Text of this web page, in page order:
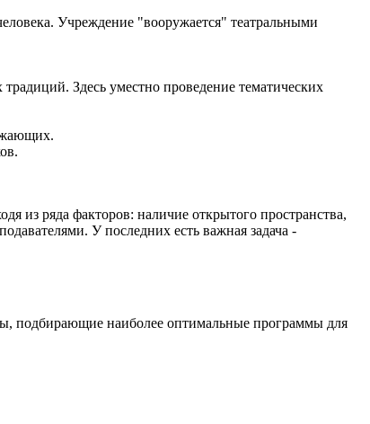
Учреждение "вооружается" театральными
Здесь уместно проведение тематических
из ряда факторов: наличие открытого пространства,
У последних есть важная задача -
подбирающие наиболее оптимальные программы для